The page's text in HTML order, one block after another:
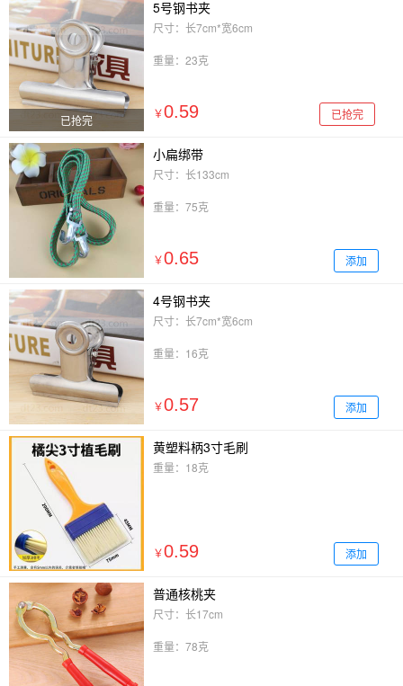
已抢完
5号钢书夹
尺寸：长7cm*宽6cm
重量：23克
￥0.59 已抢完
小扁绑带
尺寸：长133cm
重量：75克
￥0.65 添加
4号钢书夹
尺寸：长7cm*宽6cm
重量：16克
￥0.57 添加
黄塑料柄3寸毛刷
重量：18克
￥0.59 添加
普通核桃夹
尺寸：长17cm
重量：78克